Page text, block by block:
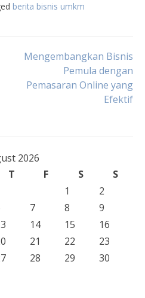
berita bisnis umkm
Mengembangkan Bisnis
Pemula dengan
Pemasaran Online yang
Efektif
2026
T F S
S
1
2
7 8
9
14 15
16
21 22
23
28 29
30